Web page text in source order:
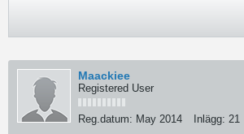
Maackiee
Registered User
Reg.datum: May 2014 Inlägg: 21